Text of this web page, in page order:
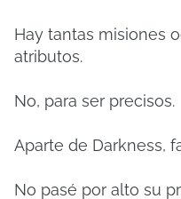
Hay tantas misiones
atributos.
No, para ser precisos.
Aparte de Darkness,
No pasé por alto su